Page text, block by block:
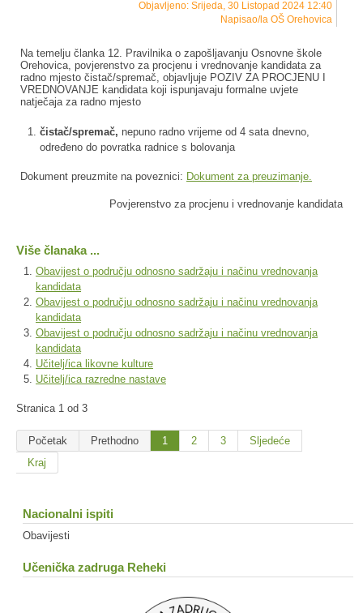
Objavljeno: Srijeda, 30 Listopad 2024 12:40
Napisao/la OŠ Orehovica
Na temelju članka 12. Pravilnika o zapošljavanju Osnovne škole
Orehovica, povjerenstvo za procjenu i vrednovanje kandidata za
radno mjesto čistač/spremač, objavljuje POZIV ZA PROCJENU I
VREDNOVANJE kandidata koji ispunjavaju formalne uvjete
natječaja za radno mjesto
čistač/spremač, nepuno radno vrijeme od 4 sata dnevno,
određeno do povratka radnice s bolovanja
Dokument preuzmite na poveznici: Dokument za preuzimanje.
Povjerenstvo za procjenu i vrednovanje kandidata
Više članaka ...
Obavijest o području odnosno sadržaju i načinu vrednovanja
kandidata
Obavijest o području odnosno sadržaju i načinu vrednovanja
kandidata
Obavijest o području odnosno sadržaju i načinu vrednovanja
kandidata
Učitelj/ica likovne kulture
Učitelj/ica razredne nastave
Stranica 1 od 3
Početak Prethodno 1 2 3
Sljedeće
Kraj
Nacionalni ispiti
Obavijesti
Učenička zadruga Reheki